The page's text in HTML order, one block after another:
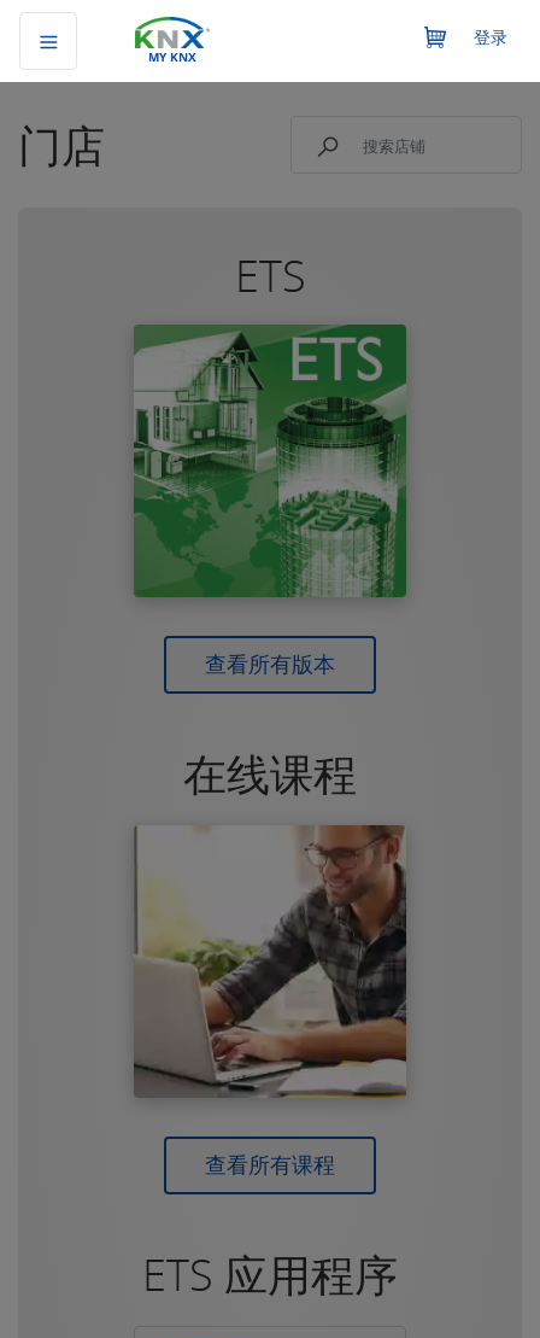
MY KNX
登录
门店
ETS
查看所有版本
在线课程
查看所有课程
ETS 应用程序